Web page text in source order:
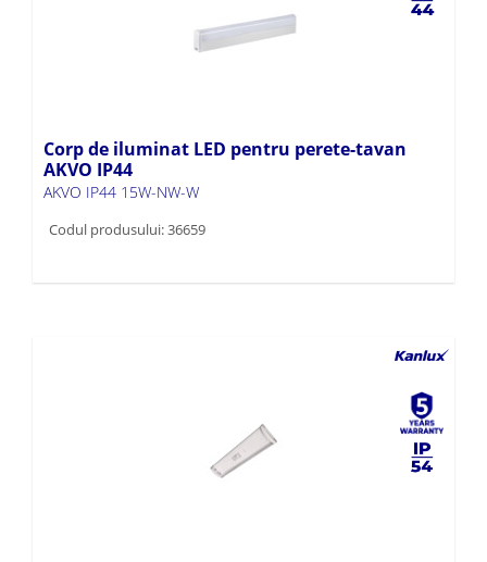
Corp de iluminat LED pentru perete-tavan
AKVO IP44
AKVO IP44 15W-NW-W
Codul produsului: 36659